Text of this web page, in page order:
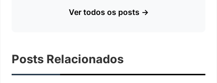
Ver todos os posts →
Posts Relacionados